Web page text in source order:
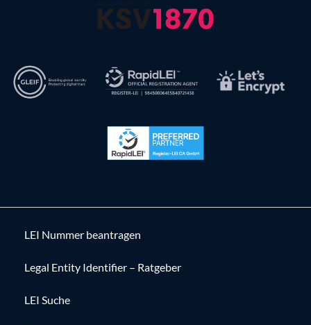
LEI Nummer beantragen
Legal Entity Identifier – Ratgeber
LEI Suche